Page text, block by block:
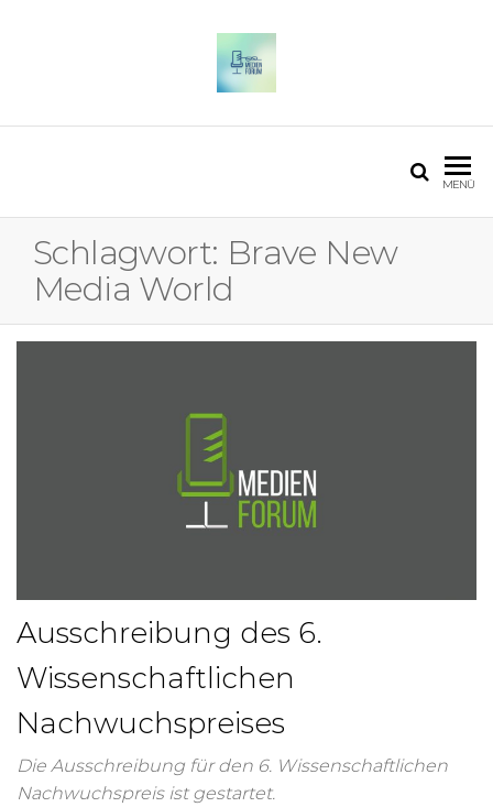
MENÜ
Schlagwort: Brave New
Media World
Ausschreibung des 6.
Wissenschaftlichen
Nachwuchspreises
Die Ausschreibung für den 6. Wissenschaftlichen
Nachwuchspreis ist gestartet.